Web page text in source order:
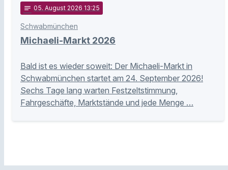
notes 05. August 2026 13:25
Schwabmünchen
Michaeli-Markt 2026
Bald ist es wieder soweit: Der Michaeli-Markt in
Schwabmünchen startet am 24. September 2026!
Sechs Tage lang warten Festzeltstimmung,
Fahrgeschäfte, Marktstände und jede Menge …